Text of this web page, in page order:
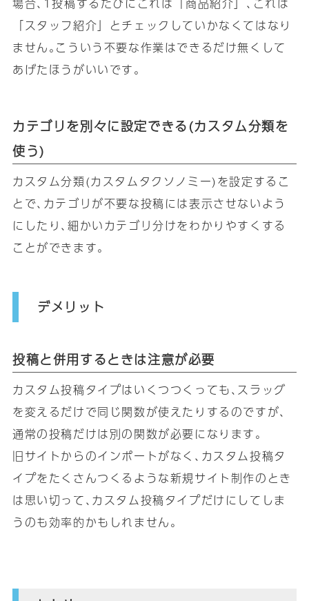
「スタッフ紹介」とチェックしていかなくてはなり
ません｡こういう不要な作業はできるだけ無くして
あげたほうがいいです｡
カテゴリを別々に設定できる(カスタム分類を
使う)
カスタム分類(カスタムタクソノミー)を設定するこ
とで､カテゴリが不要な投稿には表示させないよう
にしたり､細かいカテゴリ分けをわかりやすくする
ことができます｡
デメリット
投稿と併用するときは注意が必要
カスタム投稿タイプはいくつつくっても､スラッグ
を変えるだけで同じ関数が使えたりするのですが､
通常の投稿だけは別の関数が必要になります｡
旧サイトからのインポートがなく､カスタム投稿タ
イプをたくさんつくるような新規サイト制作のとき
は思い切って､カスタム投稿タイプだけにしてしま
うのも効率的かもしれません｡